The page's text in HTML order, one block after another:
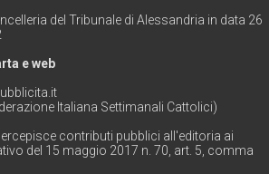
del Tribunale di Alessandria in data 26
e web
Italiana Settimanali Cattolici)
contributi pubblici all'editoria ai
del 15 maggio 2017 n. 70, art. 5, comma